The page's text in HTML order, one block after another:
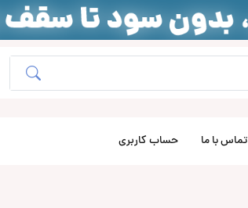
تماس با ما حساب کاربری